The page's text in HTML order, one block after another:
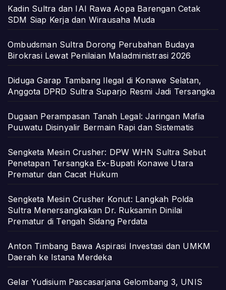
Kadin Sultra dan IAI Rawa Aopa Barengan Cetak
SDM Siap Kerja dan Wirausaha Muda
Ombudsman Sultra Dorong Perubahan Budaya
Birokrasi Lewat Penilaian Maladministrasi 2026
Diduga Garap Tambang Ilegal di Konawe Selatan,
Anggota DPRD Sultra Suparjo Resmi Jadi Tersangka
Dugaan Perampasan Tanah Legal: Jaringan Mafia
Puuwatu Disinyalir Bermain Rapi dan Sistematis
Sengketa Mesin Crusher: DPW WHN Sultra Sebut
Penetapan Tersangka Ex-Bupati Konawe Utara
Prematur dan Cacat Hukum
Sengketa Mesin Crusher Konut: Langkah Polda
Sultra Menersangkakan Dr. Ruksamin Dinilai
Prematur di Tengah Sidang Perdata
Anton Timbang Bawa Aspirasi Investasi dan UMKM
Daerah ke Istana Merdeka
Gelar Yudisium Pascasarjana Gelombang 3, UNIS